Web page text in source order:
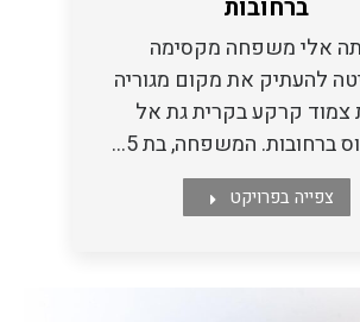
ברחובות
אלי משפחה מקסימה
להעתיק את מקום מגוריה
צמוד קרקע בקרית גת אל
ברחובות. המשפחה, בת 5…
צפייה בפרויקט